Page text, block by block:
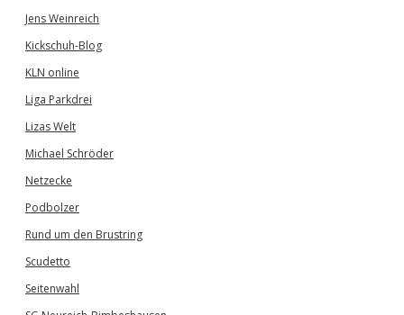
Jens Weinreich
Kickschuh-Blog
KLN online
Liga Parkdrei
Lizas Welt
Michael Schröder
Netzecke
Podbolzer
Rund um den Brustring
Scudetto
Seitenwahl